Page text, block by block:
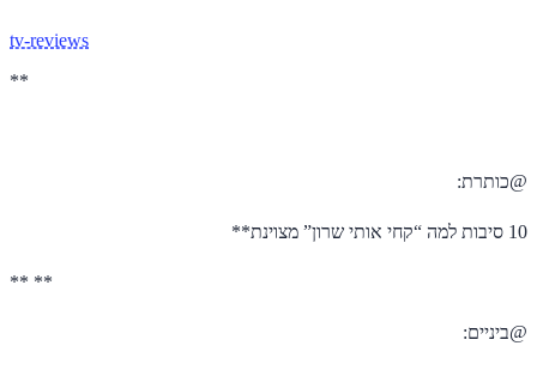
tv-reviews
**
@כותרת:
10 סיבות למה “קחי אותי שרון” מצוינת**
** **
@ביניים: